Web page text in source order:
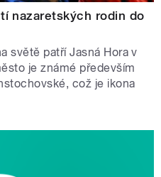
nazaretských rodin do
světě patří Jasná Hora v
je známé především
což je ikona